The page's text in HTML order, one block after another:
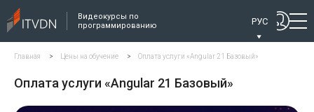
Видеокурсы по
программированию
РУС
Главная > Цены на обучение > Оплата услуги «Angular 21 Базовый»
Оплата услуги «Angular 21 Базовый»